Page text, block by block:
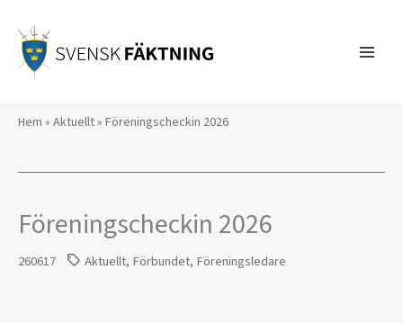
innehåll
Hem » Aktuellt» Föreningscheckin 2026
Föreningscheckin 2026
260617 Aktuellt, Förbundet, Föreningsledare